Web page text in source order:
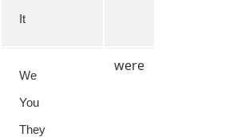
It
We
You
They
were